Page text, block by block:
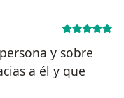
y sobre
a él y que